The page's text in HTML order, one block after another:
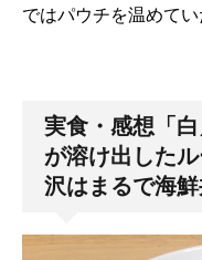
ではパウチを温めてい
実食・感想「
が溶け出した
沢はまるで海鮮